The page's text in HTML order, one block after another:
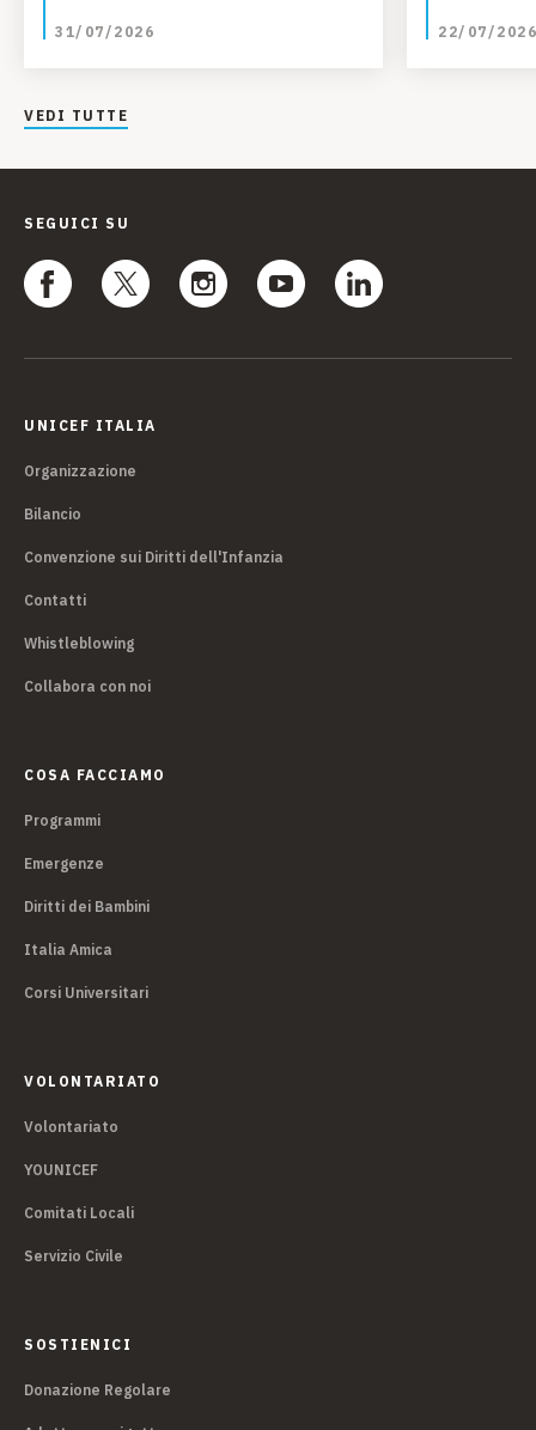
31/07/2026 22/07/2026
VEDI TUTTE
SEGUICI SU
UNICEF ITALIA
Organizzazione
Bilancio
Convenzione sui Diritti dell'Infanzia
Contatti
Whistleblowing
Collabora con noi
COSA FACCIAMO
Programmi
Emergenze
Diritti dei Bambini
Italia Amica
Corsi Universitari
VOLONTARIATO
Volontariato
YOUNICEF
Comitati Locali
Servizio Civile
SOSTIENICI
Donazione Regolare